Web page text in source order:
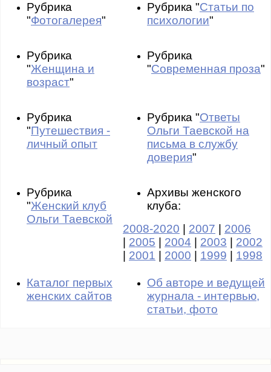
Рубрика
"Фотогалерея"
Рубрика "Статьи по
психологии"
Рубрика
"Женщина и
возраст"
Рубрика
"Современная проза"
Рубрика
"Путешествия -
личный опыт
Рубрика "Ответы
Ольги Таевской на
письма в службу
доверия"
Рубрика
"Женский клуб
Ольги Таевской
Архивы женского
клуба:
2008-2020
2007
2006
2005 2004 2003
2002
2001 2000 1999 1998
Каталог первых
женских сайтов
Об авторе и ведущей
журнала - интервью,
статьи, фото